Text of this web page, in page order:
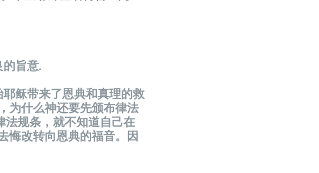
旨意.
稣带来了恩典和真理的救
为什么神还要先颁布律法
法规条，就不知道自己在
悔改转向恩典的福音。因